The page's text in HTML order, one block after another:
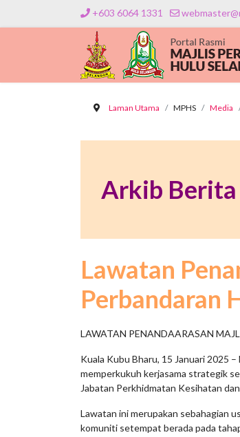
+603 6064 1331
Laman Utama MPHS Media
Arkib Berita
Lawatan
Perbandaran
LAWATAN PENANDAARASAN
Kuala Kubu Bharu, 15 Januari 2025
memperkukuh kerjasama strategik
Jabatan Perkhidmatan Kesihatan
Lawatan ini merupakan sebahagian
komuniti setempat berada pada